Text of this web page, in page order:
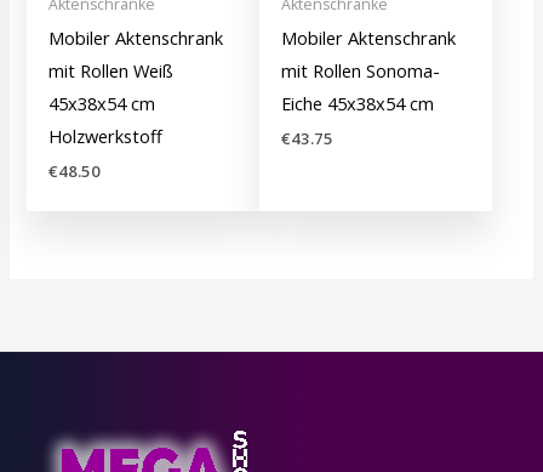
Aktenschränke
Mobiler Aktenschrank
mit Rollen Weiß
45x38x54 cm
Holzwerkstoff
€48.50
Aktenschränke
Mobiler Aktenschrank
mit Rollen Sonoma-
Eiche 45x38x54 cm
€43.75